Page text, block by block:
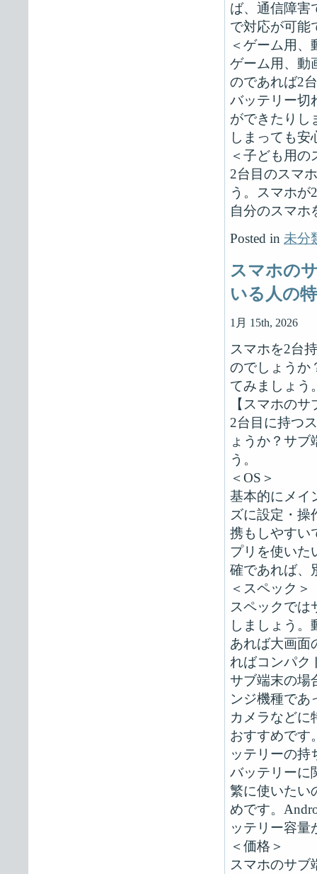
ば、通信障害
で対応が可能
＜ゲーム用
ゲーム用、動
のであれば2
バッテリー切
ができたりし
しまっても安
＜子ども用
2台目のスマ
う。スマホが
自分のスマホ
Posted in 未分
スマホの
いる人の
1月 15th, 2026
スマホを2台
のでしょうか
てみましょう
【スマホの
2台目に持つ
ょうか？サ
う。
＜OS＞
基本的にメイ
ズに設定・操
携もしやすい
プリを使いた
確であれば、
＜スペック＞
スペックでは
しましょう
あれば大画面
ればコンパク
サブ端末の場
ンジ機種であ
カメラなどに
おすすめです
ッテリーの持
バッテリーに
繁に使いたい
めです。
ッテリー容量
＜価格＞
スマホのサブ